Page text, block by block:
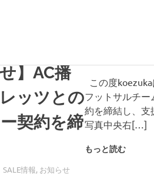
）
】AC播
ッツとの
契約を締
KZK
SALE情報, お知らせ
この度
フットサルチー
約を締結し、支
写真中央右[…]
もっと読む